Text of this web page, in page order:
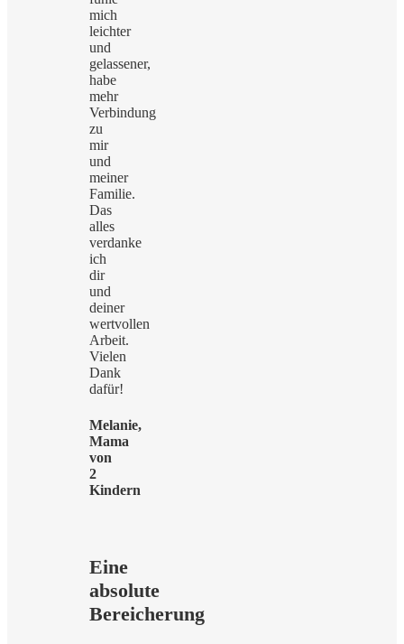
mich
leichter
und
gelassener,
habe
mehr
Verbindung
zu
mir
und
meiner
Familie.
Das
alles
verdanke
ich
dir
und
deiner
wertvollen
Arbeit.
Vielen
Dank
dafür!
Melanie,
Mama
von
2
Kindern
Eine
absolute
Bereicherung